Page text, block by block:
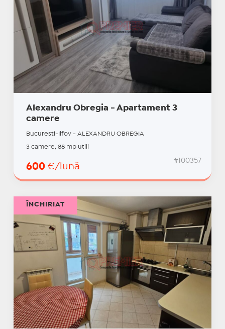
Alexandru Obregia - Apartament 3
camere
Bucuresti-Ilfov - ALEXANDRU OBREGIA
3 camere, 88 mp utili
600 €/lună
#100357
ÎNCHIRIAT